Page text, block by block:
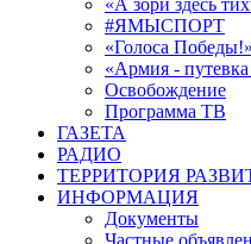
#ЯМЫСПОРТ
«Голоса Победы!»
«Армия -
Освобождение
Программа ТВ
ГАЗЕТА
РАДИО
ТЕРРИТОРИЯ
ИНФОРМАЦИЯ
Документы
Частные